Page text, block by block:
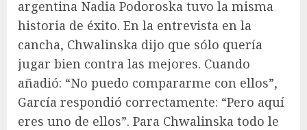
argentina Nadia Podoroska tuvo la misma
historia de éxito. En la entrevista en la
cancha, Chwalinska dijo que sólo quería
jugar bien contra las mejores. Cuando
añadió: “No puedo compararme con ellos”,
García respondió correctamente: “Pero aquí
eres uno de ellos”. Para Chwalinska todo le